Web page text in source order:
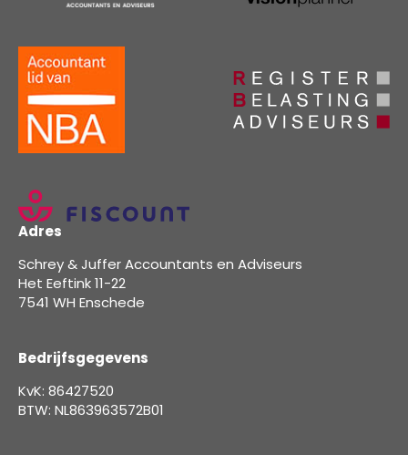
Adres
Schrey & Juffer Accountants en Adviseurs
Het Eeftink 11-22
7541 WH Enschede
Bedrijfsgegevens
KvK: 86427520
BTW: NL863963572B01